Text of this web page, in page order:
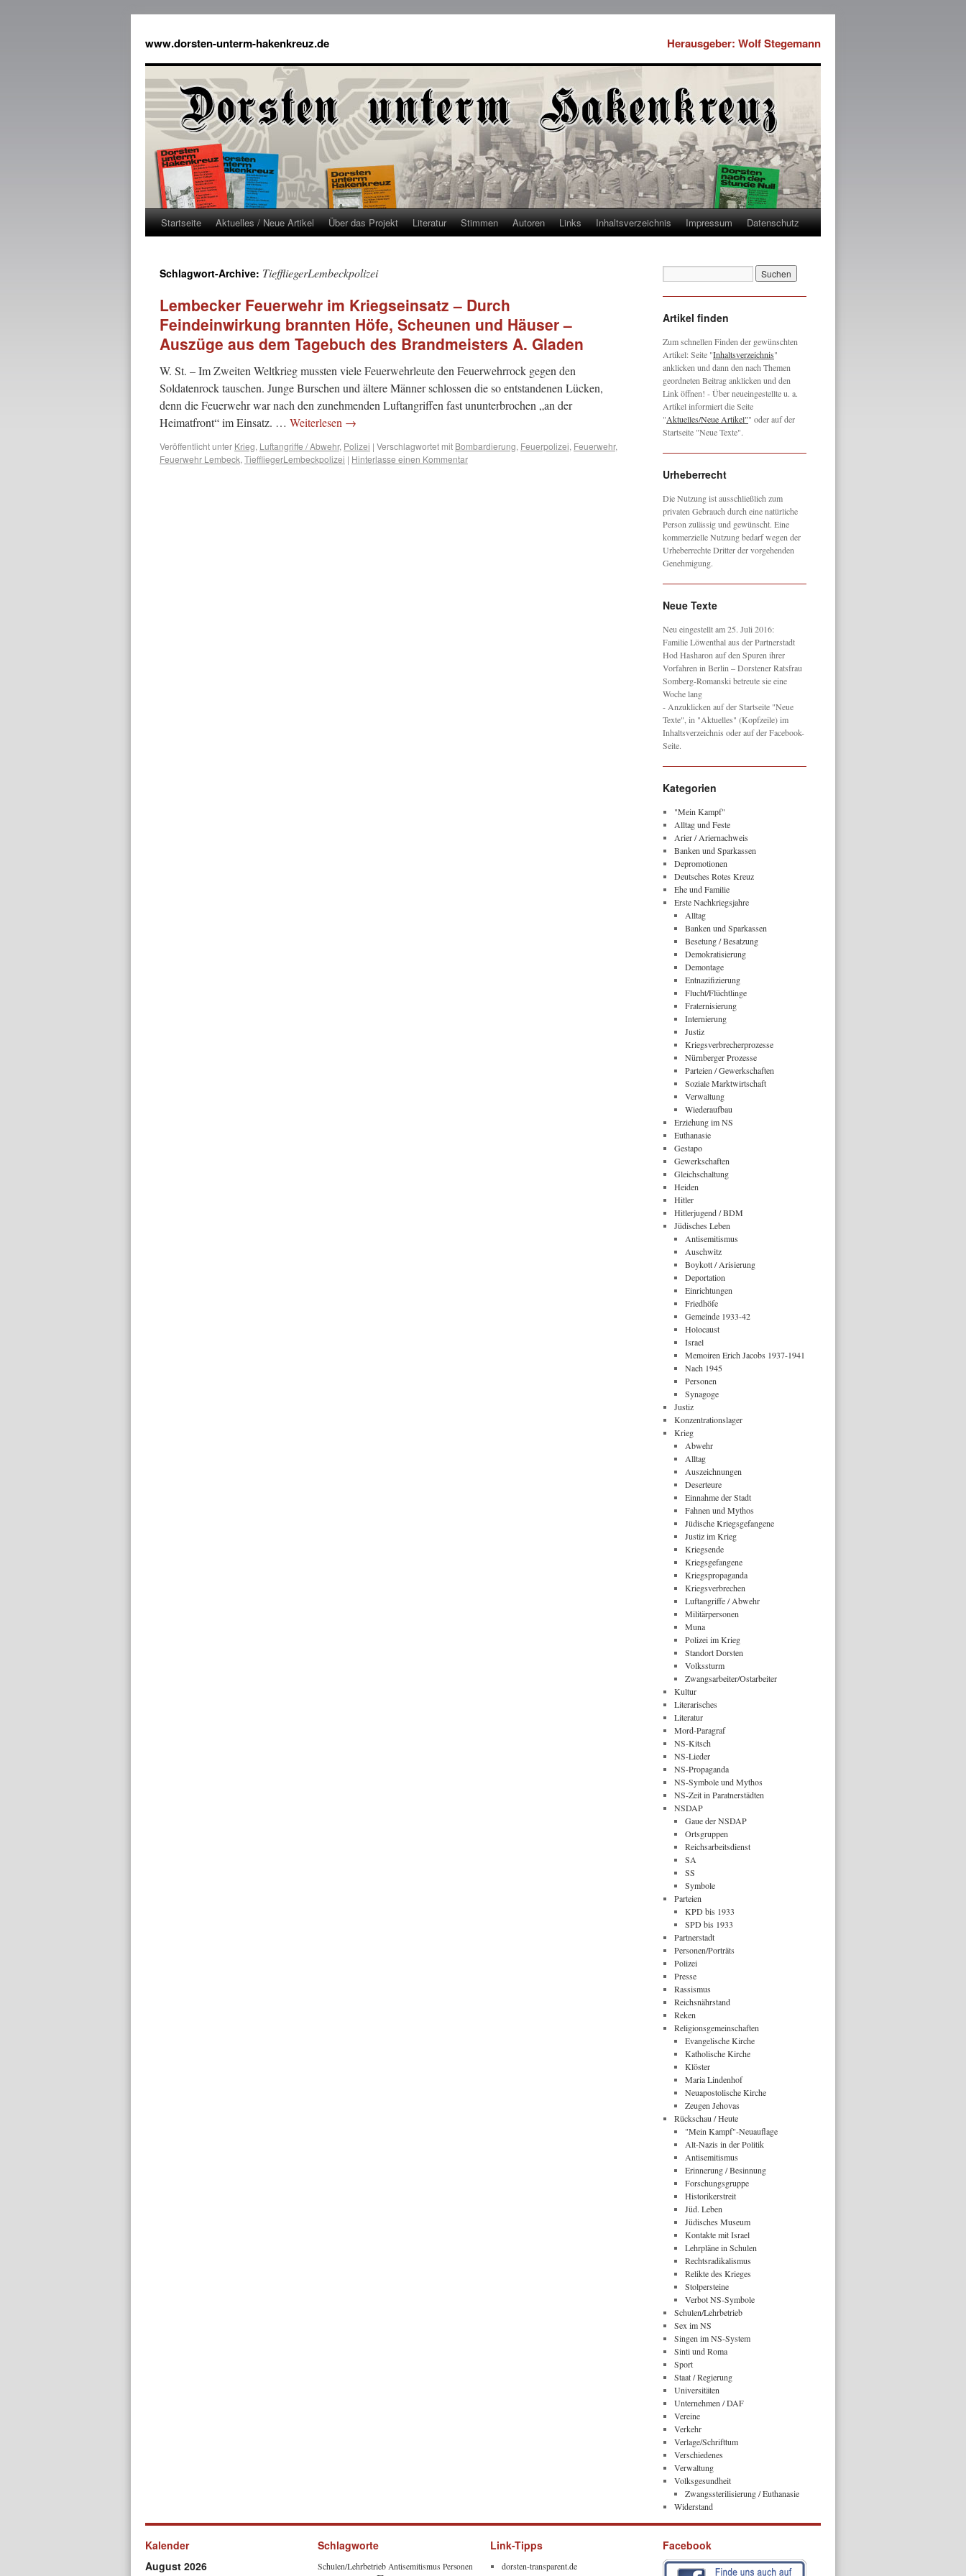
www.dorsten-unterm-hakenkreuz.de Herausgeber: Wolf Stegemann
Startseite Aktuelles / Neue Artikel Über das Projekt Literatur Stimmen Autoren Links Inhaltsverzeichnis Impressum Datenschutz
Schlagwort-Archive: TieffliegerLembeckpolizei
Lembecker Feuerwehr im Kriegseinsatz – Durch
Feindeinwirkung brannten Höfe, Scheunen und Häuser –
Auszüge aus dem Tagebuch des Brandmeisters A. Gladen
W. St. – Im Zweiten Weltkrieg mussten viele Feuerwehrleute den Feuerwehrrock gegen den
Soldatenrock tauschen. Junge Burschen und ältere Männer schlossen die so entstandenen Lücken,
denn die Feuerwehr war nach den zunehmenden Luftangriffen fast ununterbrochen „an der
Heimatfront“ im Einsatz. … Weiterlesen →
Veröffentlicht unter Krieg, Luftangriffe / Abwehr, Polizei | Verschlagwortet mit Bombardierung, Feuerpolizei, Feuerwehr,
Feuerwehr Lembeck, TieffliegerLembeckpolizei | Hinterlasse einen Kommentar
Artikel finden
Zum schnellen Finden der gewünschten
Artikel: Seite "Inhaltsverzeichnis"
anklicken und dann den nach Themen
geordneten Beitrag anklicken und den
Link öffnen! - Über neueingestellte u. a.
Artikel informiert die Seite
"Aktuelles/Neue Artikel"" oder auf der
Startseite "Neue Texte".
Urheberrecht
Die Nutzung ist ausschließlich zum
privaten Gebrauch durch eine natürliche
Person zulässig und gewünscht. Eine
kommerzielle Nutzung bedarf wegen der
Urheberrechte Dritter der vorgehenden
Genehmigung.
Neue Texte
Neu eingestellt am 25. Juli 2016:
Familie Löwenthal aus der Partnerstadt
Hod Hasharon auf den Spuren ihrer
Vorfahren in Berlin – Dorstener Ratsfrau
Somberg-Romanski betreute sie eine
Woche lang
- Anzuklicken auf der Startseite "Neue
Texte", in "Aktuelles" (Kopfzeile) im
Inhaltsverzeichnis oder auf der Facebook-
Seite.
Kategorien
"Mein Kampf"
Alltag und Feste
Arier / Ariernachweis
Banken und Sparkassen
Depromotionen
Deutsches Rotes Kreuz
Ehe und Familie
Erste Nachkriegsjahre
Alltag
Banken und Sparkassen
Besetung / Besatzung
Demokratisierung
Demontage
Entnazifizierung
Flucht/Flüchtlinge
Fraternisierung
Internierung
Justiz
Kriegsverbrecherprozesse
Nürnberger Prozesse
Parteien / Gewerkschaften
Soziale Marktwirtschaft
Verwaltung
Wiederaufbau
Erziehung im NS
Euthanasie
Gestapo
Gewerkschaften
Gleichschaltung
Heiden
Hitler
Hitlerjugend / BDM
Jüdisches Leben
Antisemitismus
Auschwitz
Boykott / Arisierung
Deportation
Einrichtungen
Friedhöfe
Gemeinde 1933-42
Holocaust
Israel
Memoiren Erich Jacobs 1937-1941
Nach 1945
Personen
Synagoge
Justiz
Konzentrationslager
Krieg
Abwehr
Alltag
Auszeichnungen
Deserteure
Einnahme der Stadt
Fahnen und Mythos
Jüdische Kriegsgefangene
Justiz im Krieg
Kriegsende
Kriegsgefangene
Kriegspropaganda
Kriegsverbrechen
Luftangriffe / Abwehr
Militärpersonen
Muna
Polizei im Krieg
Standort Dorsten
Volkssturm
Zwangsarbeiter/Ostarbeiter
Kultur
Literarisches
Literatur
Mord-Paragraf
NS-Kitsch
NS-Lieder
NS-Propaganda
NS-Symbole und Mythos
NS-Zeit in Paratnerstädten
NSDAP
Gaue der NSDAP
Ortsgruppen
Reichsarbeitsdienst
SA
SS
Symbole
Parteien
KPD bis 1933
SPD bis 1933
Partnerstadt
Personen/Porträts
Polizei
Presse
Rassismus
Reichsnährstand
Reken
Religionsgemeinschaften
Evangelische Kirche
Katholische Kirche
Klöster
Maria Lindenhof
Neuapostolische Kirche
Zeugen Jehovas
Rückschau / Heute
"Mein Kampf"-Neuauflage
Alt-Nazis in der Politik
Antisemitismus
Erinnerung / Besinnung
Forschungsgruppe
Historikerstreit
Jüd. Leben
Jüdisches Museum
Kontakte mit Israel
Lehrpläne in Schulen
Rechtsradikalismus
Relikte des Krieges
Stolpersteine
Verbot NS-Symbole
Schulen/Lehrbetrieb
Sex im NS
Singen im NS-System
Sinti und Roma
Sport
Staat / Regierung
Universitäten
Unternehmen / DAF
Vereine
Verkehr
Verlage/Schrifttum
Verschiedenes
Verwaltung
Volksgesundheit
Zwangssterilisierung / Euthanasie
Widerstand
Kalender
August 2026
Schlagworte
Schulen/Lehrbetrieb Antisemitismus Personen
Link-Tipps
dorsten-transparent.de
Facebook